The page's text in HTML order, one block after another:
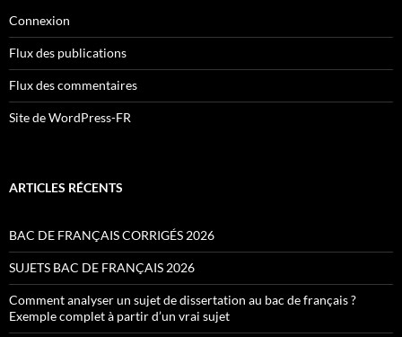
Connexion
Flux des publications
Flux des commentaires
Site de WordPress-FR
ARTICLES RÉCENTS
BAC DE FRANÇAIS CORRIGÉS 2026
SUJETS BAC DE FRANÇAIS 2026
Comment analyser un sujet de dissertation au bac de français ?
Exemple complet à partir d’un vrai sujet